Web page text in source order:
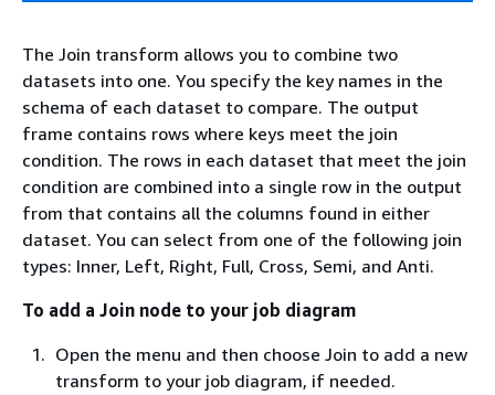
The Join transform allows you to combine two
datasets into one. You specify the key names in the
schema of each dataset to compare. The output
frame contains rows where keys meet the join
condition. The rows in each dataset that meet the join
condition are combined into a single row in the output
from that contains all the columns found in either
dataset. You can select from one of the following join
types: Inner, Left, Right, Full, Cross, Semi, and Anti.
To add a Join node to your job diagram
Open the menu and then choose Join to add a new
transform to your job diagram, if needed.